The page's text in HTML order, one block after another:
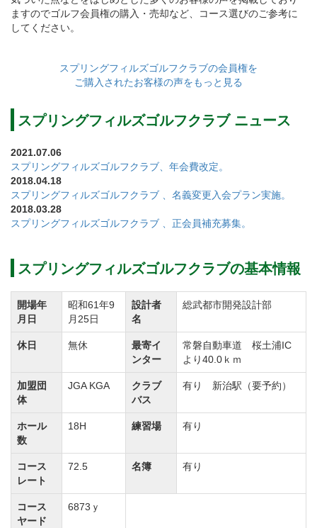
です。
館内の設備はレストランやコンペルームをはじめ、1日
ンジを完備しています。
立つデザインが施されており、ゴルファー憩いの空間
スプリングフィルズゴルフクラブでのゴルフという特
別な1日をお過ごし頂けるようスプリングフィルズゴル
フクラブのスタッフ一同、心を込めたサービスで皆様
のお越しをお待ちしております。
スプリングフィルズゴルフクラブは自然の恵み豊かな
質の高いコース整備によって絶好のコースコンディシ
ョンでプレーを満喫してみませんか？
スプリングフィルズゴルフクラブのゴルフ会員権の購
入や売却・相場情報をご希望の方やホームコースをご
検討中の方もお気軽にお問合せください。
平成２０年８月５日～名義書換再開しました。
◆コースの方からの情報（平成２４年１月現在、コー
スの都合により変更される場合がございますので念の
１）会員と同伴プレーヤーはグリーンフィを会員と同
ますのでゴルフ会員権の購入・売却など、コース選びのご参考に
してください。
スプリングフィルズゴルフクラブの会員権を
ご購入されたお客様の声をもっと見る
スプリングフィルズゴルフクラブ ニュース
2021.07.06
スプリングフィルズゴルフクラブ、年会費改定。
2018.04.18
スプリングフィルズゴルフクラブ 、名義変更入会プラン実施。
2018.03.28
スプリングフィルズゴルフクラブ 、正会員補充募集。
スプリングフィルズゴルフクラブの基本情報
開場年
月日
昭和61年9
月25日
設計者
名
総武都市開発設計部
休日 無休
最寄イ
ンター
常磐自動車道 桜土浦IC
より40.0ｋｍ
加盟団
体
JGA KGA
クラブ
バス
有り 新治駅（要予約）
ホール
数
18H 練習場 有り
コース
レート
72.5 名簿 有り
コース
ヤード
6873ｙ